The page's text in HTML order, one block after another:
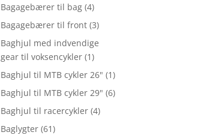
Bagagebærer til bag (4)
Bagagebærer til front (3)
Baghjul med indvendige
gear til voksencykler (1)
Baghjul til MTB cykler 26" (1)
Baghjul til MTB cykler 29" (6)
Baghjul til racercykler (4)
Baglygter (61)